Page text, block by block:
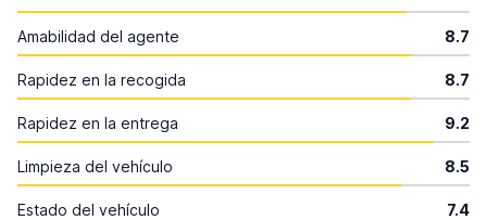
Amabilidad del agente 8.7
Rapidez en la recogida 8.7
Rapidez en la entrega 9.2
Limpieza del vehículo 8.5
Estado del vehículo 7.4